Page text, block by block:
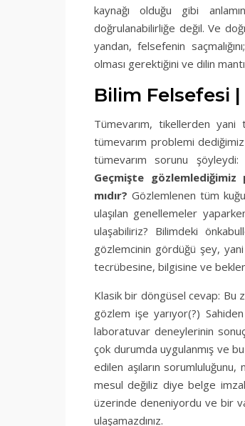
kaynağı olduğu gibi
doğrulanabilirliğe değil. Ve
yandan, felsefenin
olması gerektiğini ve dilin
Bilim Felsefesi
Tümevarım, tikellerden
tümevarım problemi
tümevarım sorunu şöyleydi:
Geçmişte
mıdır? Gözlemlenen tüm
ulaşılan genellemeler
ulaşabiliriz? Bilimdeki
gözlemcinin gördüğü şey,
tecrübesine, bilgisine ve
Klasik bir döngüsel cevap: Bu
gözlem işe yarıyor(?)
laboratuvar deneylerinin
çok durumda uygulanmış ve
edilen aşıların
mesul değiliz diye belge
üzerinde deneniyordu ve bir
ulaşamazdınız.